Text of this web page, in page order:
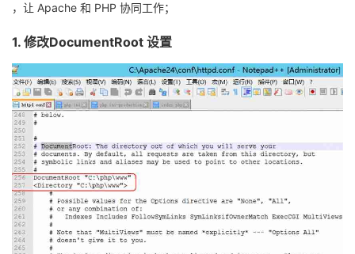
，让 Apache 和 PHP 协同工作；
1. 修改DocumentRoot 设置